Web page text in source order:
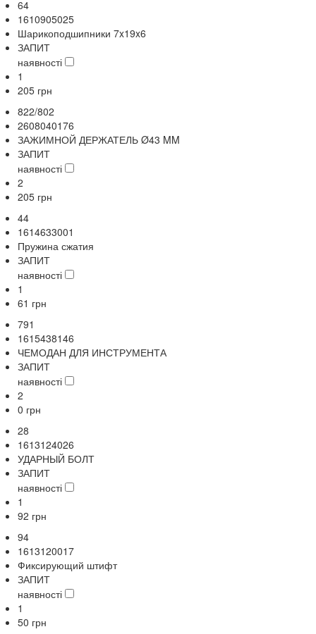
64
1610905025
Шарикоподшипники 7x19x6
ЗАПИТ
наявності
1
205 грн
822/802
2608040176
ЗАЖИМНОЙ ДЕРЖАТЕЛЬ Ø43 MM
ЗАПИТ
наявності
2
205 грн
44
1614633001
Пружина сжатия
ЗАПИТ
наявності
1
61 грн
791
1615438146
ЧЕМОДАН ДЛЯ ИНСТРУМЕНТА
ЗАПИТ
наявності
2
0 грн
28
1613124026
УДАРНЫЙ БОЛТ
ЗАПИТ
наявності
1
92 грн
94
1613120017
Фиксирующий штифт
ЗАПИТ
наявності
1
50 грн